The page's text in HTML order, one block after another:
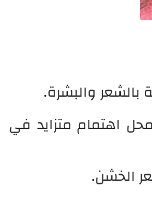
بالشعر والبشرة.
اهتمام متزايد في
الخشن.